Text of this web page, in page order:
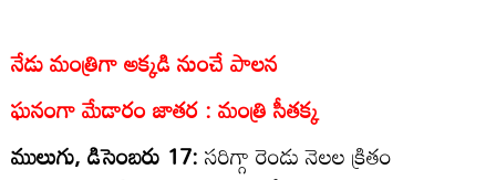
నేడు మంత్రిగా అక్కడి నుంచే పాలన
ఘనంగా మేడారం జాతర : మంత్రి సీతక్క
ములుగు, డిసెంబరు 17:సరిగ్గా రెండు నెలల క్రితం